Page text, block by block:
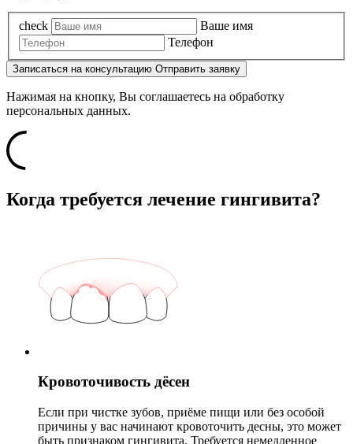
check
Ваше имя
Телефон
Записаться на консультацию Отправить заявку
Нажимая на кнопку, Вы соглашаетесь на обработку
персональных данных.
Когда требуется лечение гингивита?
Кровоточивость дёсен
Если при чистке зубов, приёме пищи или без особой
причины у вас начинают кровоточить десны, это может
быть признаком гингивита. Требуется немедленное